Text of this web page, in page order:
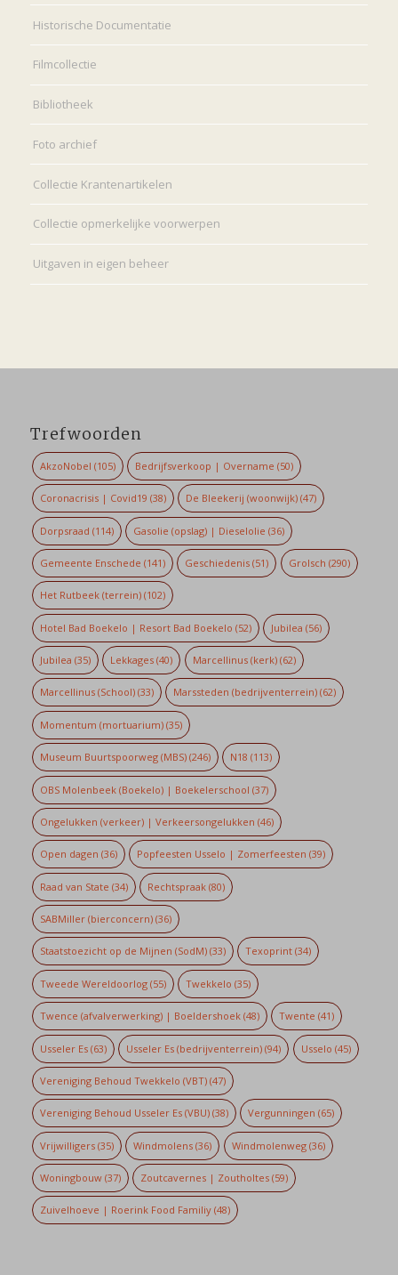
Historische Documentatie
Filmcollectie
Bibliotheek
Foto archief
Collectie Krantenartikelen
Collectie opmerkelijke voorwerpen
Uitgaven in eigen beheer
Trefwoorden
AkzoNobel (105) Bedrijfsverkoop | Overname (50)
Coronacrisis | Covid19 (38) De Bleekerij (woonwijk) (47)
Dorpsraad (114) Gasolie (opslag) | Dieselolie (36)
Gemeente Enschede (141) Geschiedenis (51) Grolsch (290)
Het Rutbeek (terrein)(102)
Hotel Bad Boekelo | Resort Bad Boekelo (52) Jubilea (56)
Jubilea (35) Lekkages (40) Marcellinus (kerk)(62)
Marcellinus (School)(33) Marssteden (bedrijventerrein) (62)
Momentum (mortuarium)(35)
Museum Buurtspoorweg (MBS)(246) N18 (113)
OBS Molenbeek (Boekelo) | Boekelerschool (37)
Ongelukken (verkeer) | Verkeersongelukken (46)
Open dagen (36) Popfeesten Usselo | Zomerfeesten (39)
Raad van State (34) Rechtspraak (80)
SABMiller (bierconcern)(36)
Staatstoezicht op de Mijnen (SodM)(33) Texoprint (34)
Tweede Wereldoorlog(55) Twekkelo (35)
Twence (afvalverwerking) | Boeldershoek(48) Twente (41)
Usseler Es(63) Usseler Es (bedrijventerrein) (94) Usselo (45)
Vereniging Behoud Twekkelo (VBT)(47)
Vereniging Behoud Usseler Es (VBU)(38) Vergunningen (65)
Vrijwilligers(35) Windmolens (36) Windmolenweg(36)
Woningbouw(37) Zoutcavernes | Zoutholtes (59)
Zuivelhoeve | Roerink Food Familiy(48)